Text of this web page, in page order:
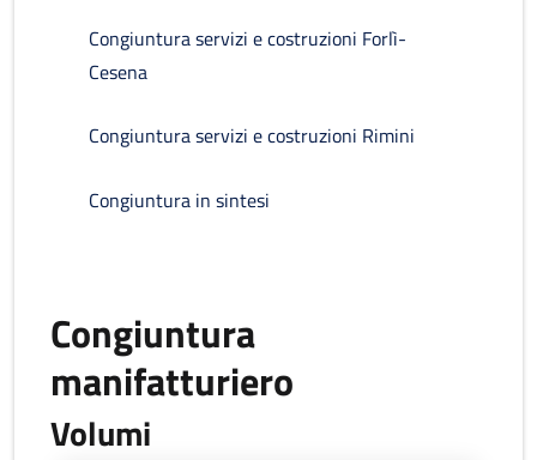
Congiuntura servizi e costruzioni Forlì-
Cesena
Congiuntura servizi e costruzioni Rimini
Congiuntura in sintesi
Congiuntura
manifatturiero
Volumi